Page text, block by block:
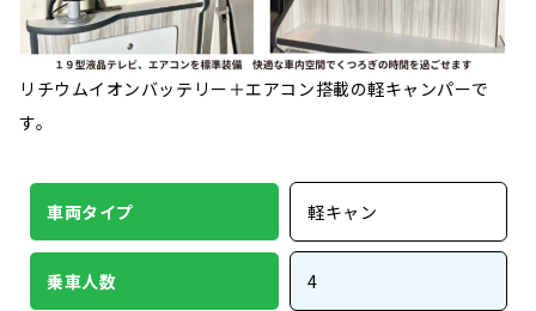
リチウムイオンバッテリー＋エアコン搭載の軽キャンパーで
す。
車両タイプ 軽キャン
乗車人数 4